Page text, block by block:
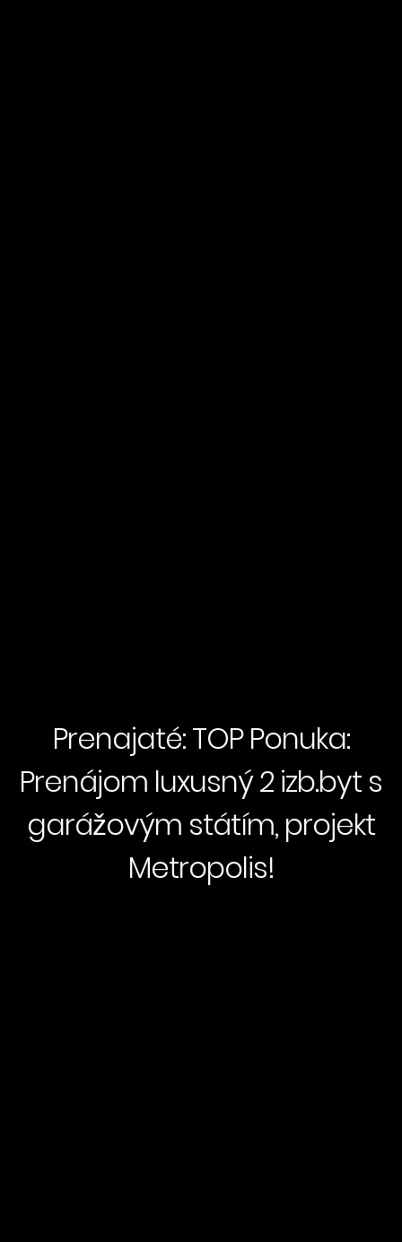
Prenajaté: TOP Ponuka:
Prenájom luxusný 2 izb.byt s
garážovým státím, projekt
Metropolis!